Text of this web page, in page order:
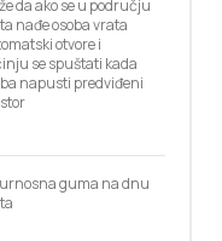
da ako se u području
nađe osoba vrata
otvore i
se spuštati kada
napusti predviđeni
guma na dnu